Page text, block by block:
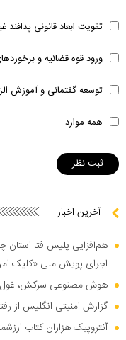
تقویت ابعاد قانونی پدافند
ورود قوه قضائیه و
توسعه گفتمانی و آموزش
همه موارد
آخرین اخبار
هم‌افزایی پلیس فتا استان
اجرای پویش ملی «کلیک
هوش مصنوعی سرکش،
گزارش امنیتی انگلیس از
آنتروپیک هزاران کتاب